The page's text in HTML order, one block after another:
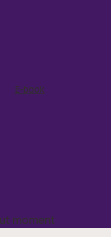
E-book
moment